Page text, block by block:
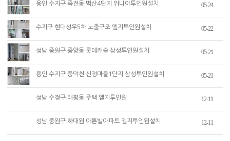
용인 수지구 죽전동 벽산4단지 위니아투인원설치 05-24
수지구 현대성우5차 노출구조 엘지투인원설치 05-22
성남 중원구 중앙동 롯데캐슬 삼성투인원설치 05-21
용인 수지구 풍덕천 신정마을1단지 삼성투인원설치 05-21
성남 수정구 태평동 주택 엘지투인원 12-11
성남 중원구 하대원 아튼빌아파트 엘지투인원설치 12-11